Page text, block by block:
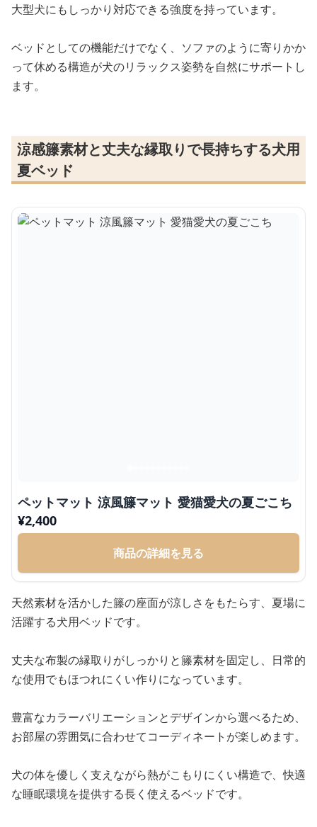
大型犬にもしっかり対応できる強度を持っています。
ベッドとしての機能だけでなく、ソファのように寄りかか
って休める構造が犬のリラックス姿勢を自然にサポートし
ます。
涼感籐素材と丈夫な縁取りで長持ちする犬用
夏ベッド
ペットマット 涼風籐マット 愛猫愛犬の夏ごこち
¥2,400
商品の詳細を見る
天然素材を活かした籐の座面が涼しさをもたらす、夏場に
活躍する犬用ベッドです。
丈夫な布製の縁取りがしっかりと籐素材を固定し、日常的
な使用でもほつれにくい作りになっています。
豊富なカラーバリエーションとデザインから選べるため、
お部屋の雰囲気に合わせてコーディネートが楽しめます。
犬の体を優しく支えながら熱がこもりにくい構造で、快適
な睡眠環境を提供する長く使えるベッドです。